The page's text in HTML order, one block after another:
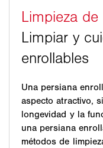
Una persiana
aspecto atractivo,
longevidad y la
una persiana
métodos de